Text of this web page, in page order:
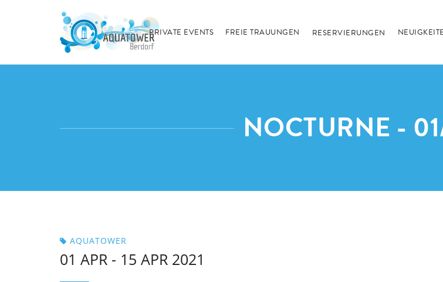
PRIVATE EVENTS FREIE TRAUUNGEN RESERVIERUNGEN
NOCTURNE -
AQUATOWER
01 APR - 15 APR 2021